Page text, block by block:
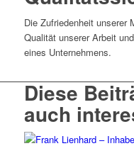
Die Zufriedenheit unserer
Qualität unserer Arbeit
eines Unternehmens.
Diese
auch